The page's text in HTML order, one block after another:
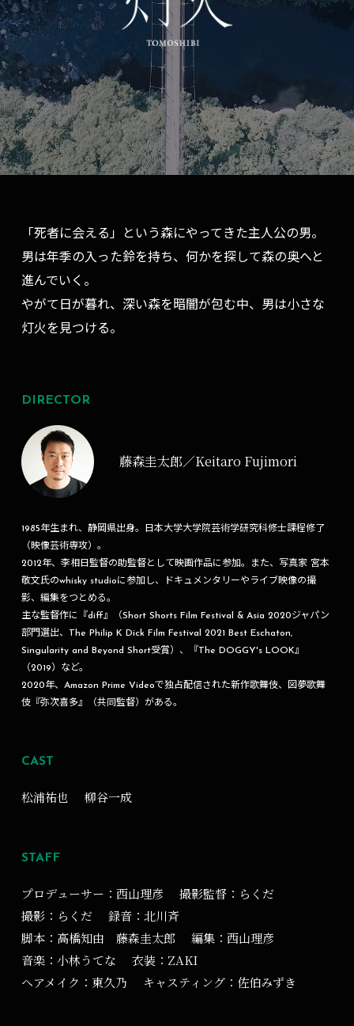
「死者に会える」という森にやってきた主人公の男。
男は年季の入った鈴を持ち、何かを探して森の奥へと
進んでいく。
やがて日が暮れ、深い森を暗闇が包む中、男は小さな
灯火を見つける。
DIRECTOR
藤森圭太郎／Keitaro Fujimori
1985年生まれ、静岡県出身。日本大学大学院芸術学研究科修士課程修了
（映像芸術専攻）。
2012年、李相日監督の助監督として映画作品に参加。また、写真家 宮本
敬文氏のwhisky studioに参加し、ドキュメンタリーやライブ映像の撮
影、編集をつとめる。
主な監督作に『diff』（Short Shorts Film Festival & Asia 2020ジャパン
部門選出、The Philip K Dick Film Festival 2021 Best Eschaton,
Singularity and Beyond Short受賞）、『The DOGGY's LOOK』
（2019）など。
2020年、Amazon Prime Videoで独占配信された新作歌舞伎、図夢歌舞
伎『弥次喜多』（共同監督）がある。
CAST
松浦祐也 柳谷一成
STAFF
プロデューサー：西山理彦
撮影監督：らくだ
撮影：らくだ
録音：北川斉
脚本：高橋知由 藤森圭太郎
編集：西山理彦
音楽：小林うてな
衣装：ZAKI
ヘアメイク：東久乃
キャスティング：佐伯みずき